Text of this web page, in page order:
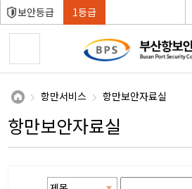
보안등급 1등급
항만보안자료실
항만서비스 항만보안자료실